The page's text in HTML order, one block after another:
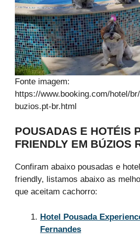
Fonte imagem:
https://www.booking.com/hotel/
buzios.pt-br.html
POUSADAS E HOTÉIS
FRIENDLY EM BÚZIOS
Confiram abaixo pousadas e
friendly, listamos abaixo as
que aceitam cachorro:
Hotel Pousada
Fernandes